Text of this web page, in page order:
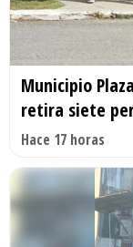
Municipio
retira siete
Hace 17 horas